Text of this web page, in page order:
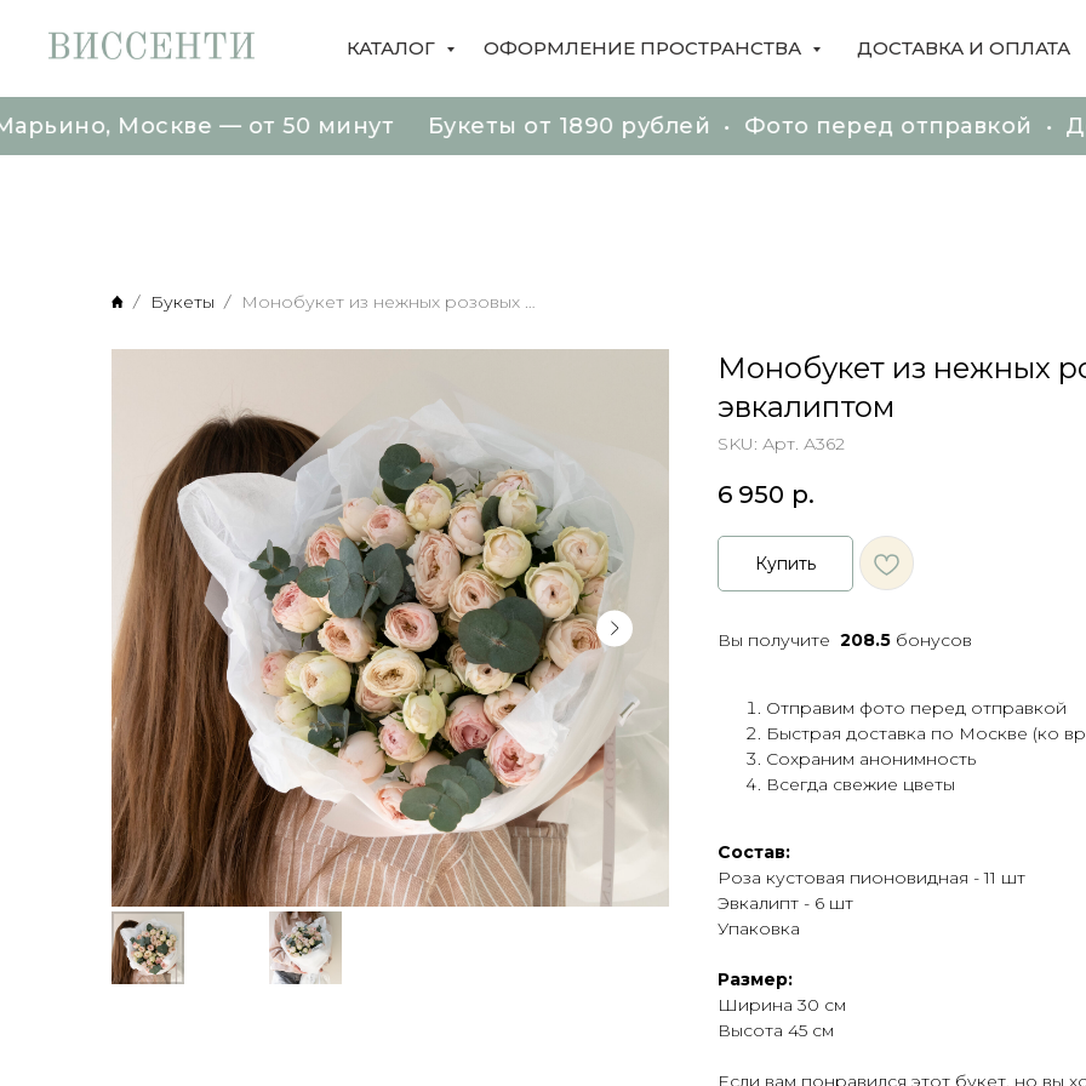
— от 50 минут Букеты от 1890 рублей • Фото перед отправкой •
— от 50 минут Букеты от 1890 рублей • Фото перед отправкой •
КАТАЛОГ ОФОРМЛЕНИЕ ПРОСТРАНСТВА ДОСТАВКА И ОПЛАТА
Букеты Монобукет из нежных розовых кустовых роз 11 шт с эвкалиптом
Монобукет из нежных
эвкалиптом
SKU: Арт. А362
6 950 р.
Купить
Вы получите 208.5 бонусов
Отправим фото перед отправкой
Быстрая доставка по Москве (ко
Сохраним анонимность
Всегда свежие цветы
Состав:
Роза кустовая пионовидная - 11 шт
Эвкалипт - 6 шт
Упаковка
Размер:
Ширина 30 см
Высота 45 см
Если вам понравился этот букет, но вы